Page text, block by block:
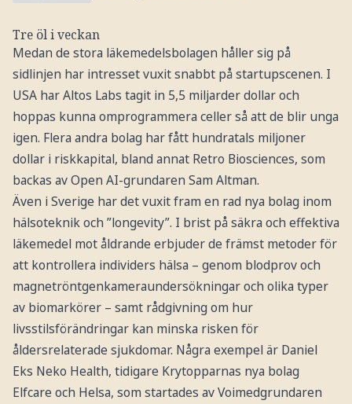
Tre öl i veckan
Medan de stora läkemedelsbolagen håller sig på
sidlinjen har intresset vuxit snabbt på startupscenen. I
USA har Altos Labs tagit in 5,5 miljarder dollar och
hoppas kunna omprogrammera celler så att de blir unga
igen. Flera andra bolag har fått hundratals miljoner
dollar i riskkapital, bland annat Retro Biosciences, som
backas av Open AI-grundaren Sam Altman.
Även i Sverige har det vuxit fram en rad nya bolag inom
hälsoteknik och ”longevity”. I brist på säkra och effektiva
läkemedel mot åldrande erbjuder de främst metoder för
att kontrollera individers hälsa – genom blodprov och
magnetröntgenkameraundersökningar och olika typer
av biomarkörer – samt rådgivning om hur
livsstilsförändringar kan minska risken för
åldersrelaterade sjukdomar. Några exempel är Daniel
Eks Neko Health, tidigare Krytopparnas nya bolag
Elfcare och Helsa, som startades av Voimedgrundaren